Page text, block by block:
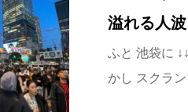
溢れる人波
ふと 池袋に
かし スクラ